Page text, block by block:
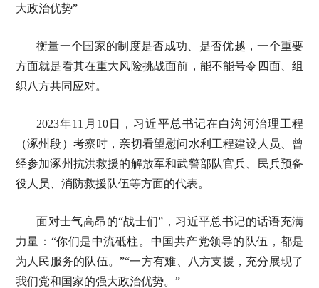
大政治优势”
衡量一个国家的制度是否成功、是否优越，一个重要
方面就是看其在重大风险挑战面前，能不能号令四面、组
织八方共同应对。
2023年11月10日，习近平总书记在白沟河治理工程
（涿州段）考察时，亲切看望慰问水利工程建设人员、曾
经参加涿州抗洪救援的解放军和武警部队官兵、民兵预备
役人员、消防救援队伍等方面的代表。
面对士气高昂的“战士们”，习近平总书记的话语充满
力量：“你们是中流砥柱。中国共产党领导的队伍，都是
为人民服务的队伍。”“一方有难、八方支援，充分展现了
我们党和国家的强大政治优势。”